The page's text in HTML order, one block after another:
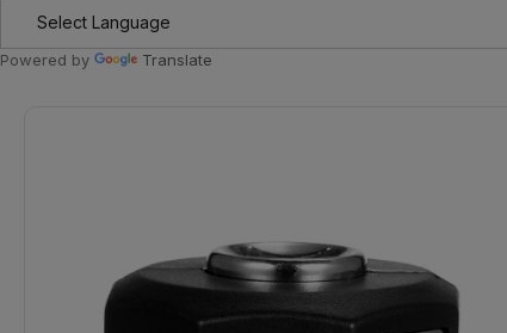
Powered by Translate